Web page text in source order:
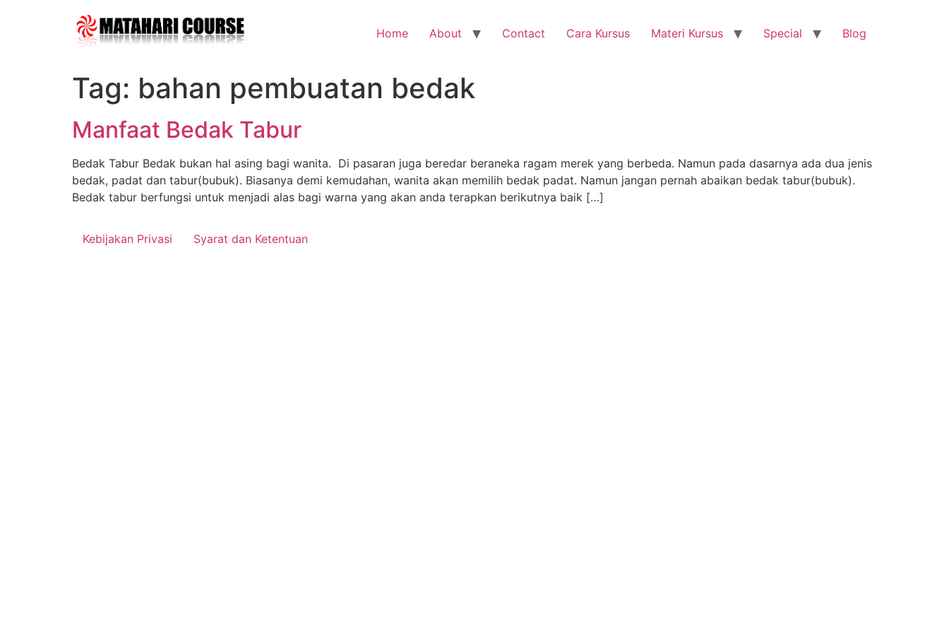
Home About Contact Cara Kursus Materi Kursus Special Blog
Tag: bahan pembuatan bedak
Manfaat Bedak Tabur
Bedak Tabur Bedak bukan hal asing bagi wanita. Di pasaran juga beredar beraneka ragam merek yang berbeda. Namun pada dasarnya ada dua jenis
bedak, padat dan tabur(bubuk). Biasanya demi kemudahan, wanita akan memilih bedak padat. Namun jangan pernah abaikan bedak tabur(bubuk).
Bedak tabur berfungsi untuk menjadi alas bagi warna yang akan anda terapkan berikutnya baik […]
Kebijakan Privasi Syarat dan Ketentuan